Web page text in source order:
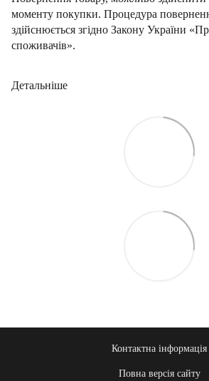
моменту покупки. Процедура
здійснюється згідно Закону України
споживачів».
Детальніше
Контактна інформація
Повна версія сайту